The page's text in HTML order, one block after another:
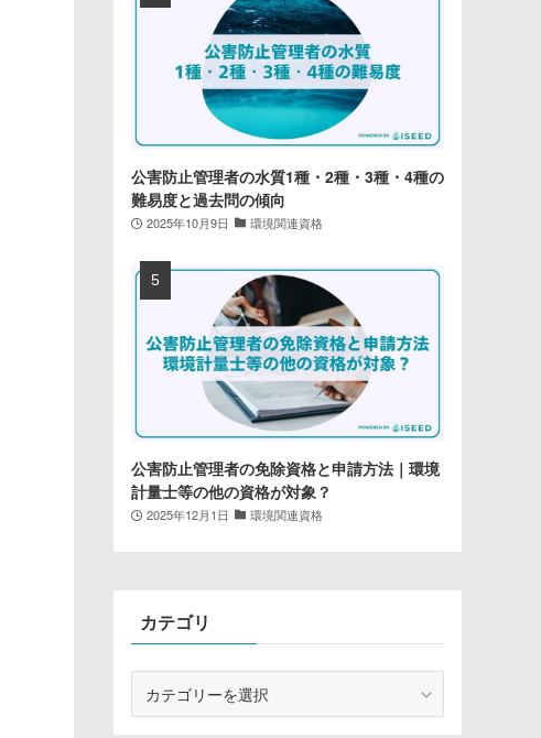
公害防止管理者の水質1種・2種・3種・4種の
難易度と過去問の傾向
2025年10月9日 環境関連資格
公害防止管理者の免除資格と申請方法｜環境
計量士等の他の資格が対象？
2025年12月1日 環境関連資格
カテゴリ